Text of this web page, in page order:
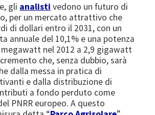
gli analisti vedono un futuro di
per un mercato attrattivo che
di dollari entro il 2031, con un
annuale del 10,1% e una potenza
nel 2012 a 2,9 gigawatt
che, senza dubbio, sarà
dalla messa in pratica di
e dalla distribuzione di
a fondo perduto come
PNRR europeo. A questo